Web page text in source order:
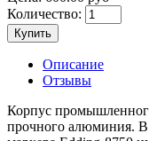
Количество:
Купить
Описание
Отзывы
Корпус
прочного алюминия. В